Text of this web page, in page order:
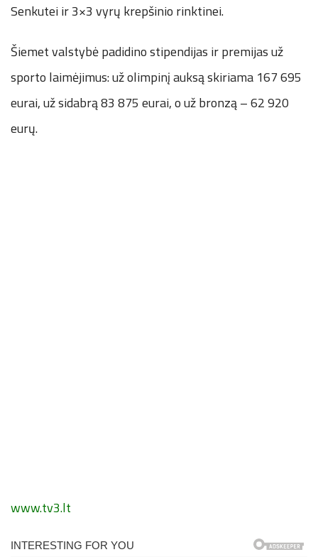
Senkutei ir 3×3 vyrų krepšinio rinktinei.
Šiemet valstybė padidino stipendijas ir premijas už
sporto laimėjimus: už olimpinį auksą skiriama 167 695
eurai, už sidabrą 83 875 eurai, o už bronzą – 62 920
eurų.
www.tv3.lt